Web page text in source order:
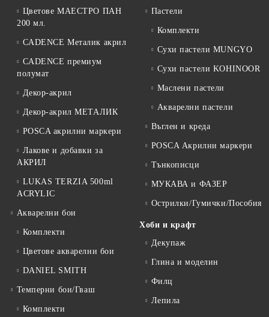
Цветове МАЕСТРО ПАН
200 мл.
CADENCE Металик акрил
CADENCE премиум
полумат
Декор-акрил
Декор-акрил МЕТАЛИК
POSCA акрилни маркери
Лакове и добавки за
АКРИЛ
LUKAS TERZIA 500ml
ACRYLIC
Акварелни бои
Комплекти
Цветове акварелни бои
DANIEL SMITH
Темперни бои/Гваш
Комплекти
Пастели
Комплекти
Сухи пастели MUNGYO
Сухи пастели KOHINOOR
Маслени пастели
Акварелни пастели
Въглен и креда
POSCA Акрилни маркери
Тънкописци
МУКАВА и ФАЗЕР
Острилки/Гумички/Пособия
Хоби и крафт
Декупаж
Глина и моделин
Филц
Лепила